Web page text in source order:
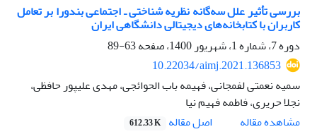
بررسی تأثیر علل سه‌گانه نظریه شناختی ـ اجتماعی بندورا بر تعامل
کاربران با کتابخانه‌های دیجیتالی دانشگاهی ایران
دوره 7، شماره 1، شهریور 1400، صفحه
63-89
10.22034/aimj.2021.136853
سمیه نعمتی لفمجانی، فهیمه باب الحوائجی، مهدی علیپور حافظی،
نجلا حریری، فاطمه فهیم نیا
مشاهده مقاله
اصل مقاله 612.33 K